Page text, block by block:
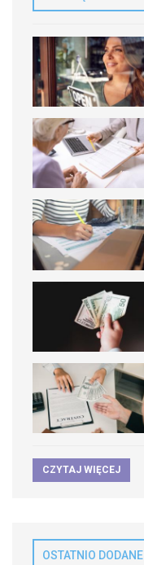
CZYTAJ WIĘCEJ
OSTATNIO DODANE